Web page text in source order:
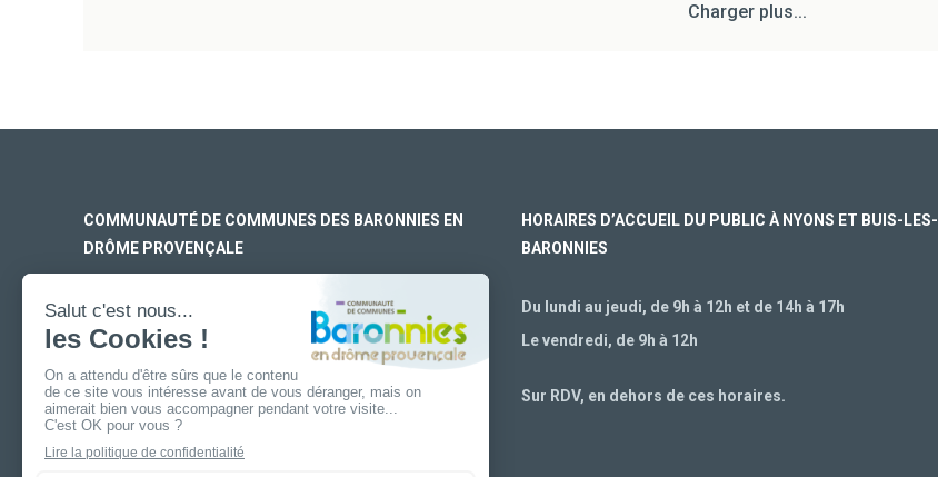
Charger plus...
COMMUNAUTÉ DE COMMUNES DES BARONNIES EN
DRÔME PROVENÇALE
SIÈGE SOCIAL
170 rue Ferdinand Fert
Les Laurons – CS 30005
26110 Nyons
ANTENNE DE BUIS-LES-BARONNIES
HORAIRES D’ACCUEIL DU PUBLIC À NYONS ET BUIS-LES-
BARONNIES
Du lundi au jeudi, de 9h à 12h et de 14h à 17h
Le vendredi, de 9h à 12h
Sur RDV, en dehors de ces horaires.